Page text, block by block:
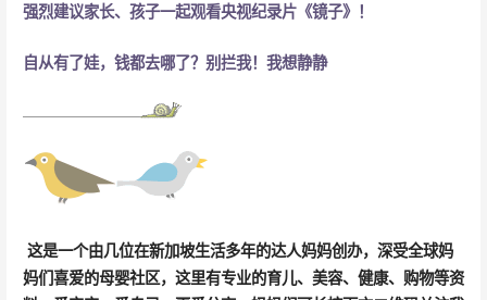
强烈建议家长、孩子一起观看央视纪录片《镜子》！
自从有了娃，钱都去哪了？别拦我！我想静静
这是一个由几位在新加坡生活多年的达人妈妈创办，深受全球妈
妈们喜爱的母婴社区，这里有专业的育儿、美容、健康、购物等资